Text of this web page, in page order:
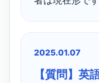
2025.01.07
【質問】